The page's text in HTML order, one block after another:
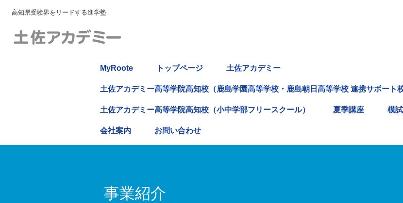
高知県受験界をリードする進学塾
MyRoote トップページ 土佐アカデミー
土佐アカデミー高等学院高知校（鹿島学園高等学校・鹿島朝日高等学校 連携サポート校
土佐アカデミー高等学院高知校（小中学部フリースクール） 夏季講座 模
会社案内 お問い合わせ
事業紹介